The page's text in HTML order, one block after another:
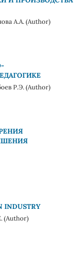
А.А. (Author)
Р.Э. (Author)
INDUSTRY
(Author)